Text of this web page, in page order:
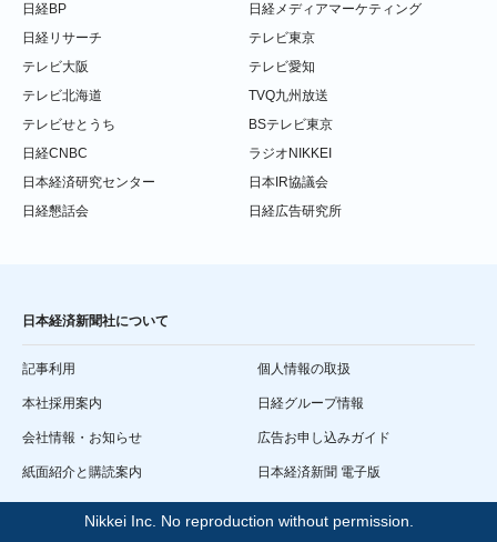
日経BP
日経メディアマーケティング
日経リサーチ
テレビ東京
テレビ大阪
テレビ愛知
テレビ北海道
TVQ九州放送
テレビせとうち
BSテレビ東京
日経CNBC
ラジオNIKKEI
日本経済研究センター
日本IR協議会
日経懇話会
日経広告研究所
日本経済新聞社について
記事利用 個人情報の取扱
本社採用案内 日経グループ情報
会社情報・お知らせ 広告お申し込みガイド
紙面紹介と購読案内 日本経済新聞 電子版
Nikkei Inc. No reproduction without permission.